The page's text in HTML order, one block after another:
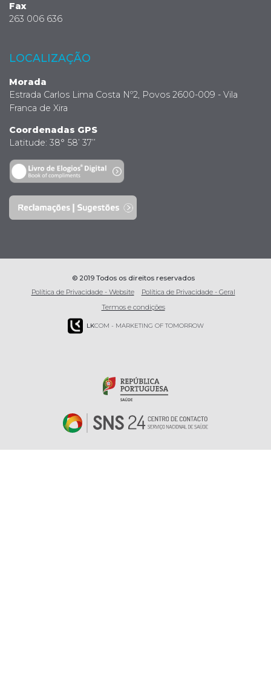
Fax
263 006 636
LOCALIZAÇÃO
Morada
Estrada Carlos Lima Costa Nº2, Povos 2600-009 - Vila
Franca de Xira
Coordenadas GPS
Latitude: 38° 58’ 37’’
© 2019 Todos os direitos reservados
Política de Privacidade - Website
Política de Privacidade - Geral
Termos e condições
LKCOM - MARKETING OF TOMORROW